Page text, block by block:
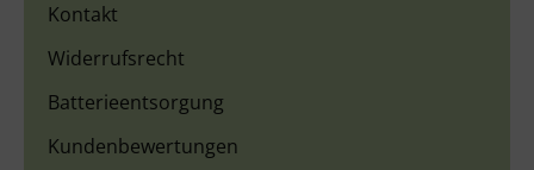
Kontakt
Widerrufsrecht
Batterieentsorgung
Kundenbewertungen